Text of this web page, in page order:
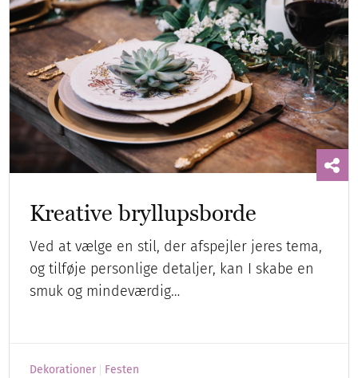
Kreative bryllupsborde
Ved at vælge en stil, der afspejler jeres tema,
og tilføje personlige detaljer, kan I skabe en
smuk og mindeværdig…
Dekorationer Festen